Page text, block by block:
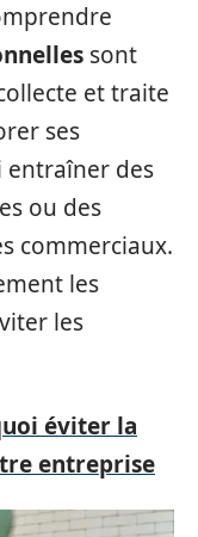
sont
et traite
ses
entraîner des
ou des
commerciaux.
les
les
éviter la
entreprise